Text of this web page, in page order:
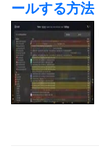
ールする方法